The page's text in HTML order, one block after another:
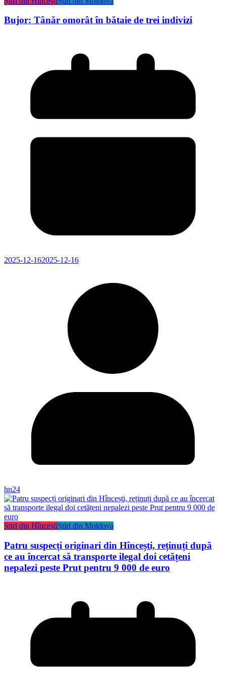
Bujor: Tânăr omorât în bătaie de trei indivizi
2025-12-162025-12-16
hn24
Știri din HînceștiȘtiri din Moldova
Patru suspecți originari din Hîncești, reținuți după
ce au încercat să transporte ilegal doi cetățeni
nepalezi peste Prut pentru 9 000 de euro